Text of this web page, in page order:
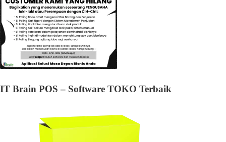
IT Brain POS – Software TOKO Terbaik